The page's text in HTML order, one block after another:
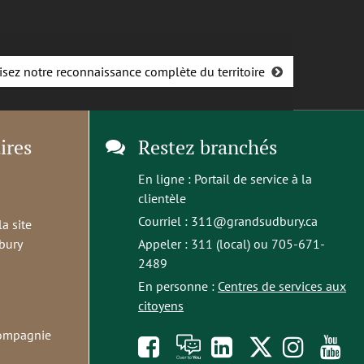
notre reconnaissance complète du territoire
site
Restez branchés
En ligne : Portail de service à la
clientèle
Courriel : 311@grandsudbury.ca
Appeler : 311 (local) ou 705-671-
2489
En personne : Centres de services aux
citoyens
Like À opensFollow